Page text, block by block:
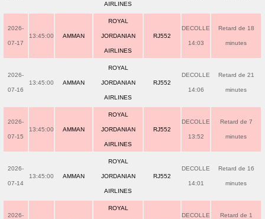
AIRLINES
2026-
07-17
13:45:00 AMMAN
ROYAL
JORDANIAN
AIRLINES
RJ552
DECOLLE
14:03
Retard de 18
minutes
2026-
07-16
13:45:00 AMMAN
ROYAL
JORDANIAN
AIRLINES
RJ552
DECOLLE
14:06
Retard de 21
minutes
2026-
07-15
13:45:00 AMMAN
ROYAL
JORDANIAN
AIRLINES
RJ552
DECOLLE
13:52
Retard de 7
minutes
2026-
07-14
13:45:00 AMMAN
ROYAL
JORDANIAN
AIRLINES
RJ552
DECOLLE
14:01
Retard de 16
minutes
2026-
ROYAL
DECOLLE Retard de 1